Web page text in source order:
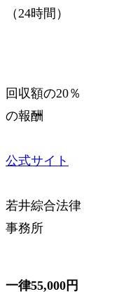
（24時間）
回収額の20％
の報酬
公式サイト
若井綜合法律
事務所
一律55,000円